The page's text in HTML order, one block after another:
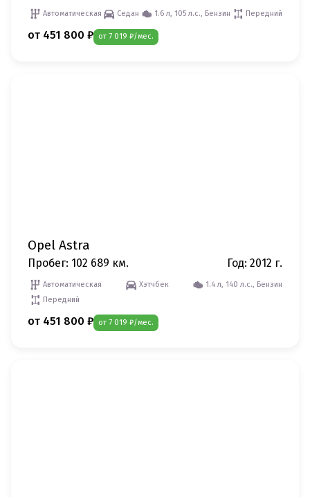
Автоматическая Седан 1.6 л, 105 л.с., Бензин Передний
от 451 800 ₽ от 7 019 ₽/мес.
Opel Astra
Пробег: 102 689 км. Год: 2012 г.
Автоматическая Хэтчбек
1.4 л, 140 л.с., Бензин
Передний
от 451 800 ₽ от 7 019 ₽/мес.